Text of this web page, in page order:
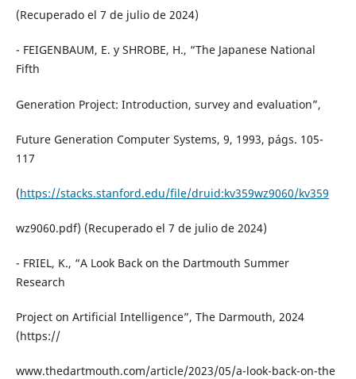
(Recuperado el 7 de julio de 2024)
- FEIGENBAUM, E. y SHROBE, H., “The Japanese National
Fifth
Generation Project: Introduction, survey and evaluation”,
Future Generation Computer Systems, 9, 1993, págs. 105-
117
(https://stacks.stanford.edu/file/druid:kv359wz9060/kv359
wz9060.pdf) (Recuperado el 7 de julio de 2024)
- FRIEL, K., “A Look Back on the Dartmouth Summer
Research
Project on Artificial Intelligence”, The Darmouth, 2024
(https://
www.thedartmouth.com/article/2023/05/a-look-back-on-the